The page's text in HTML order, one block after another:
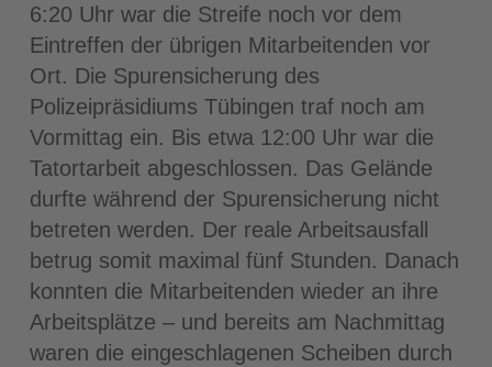
6:20 Uhr war die Streife noch vor dem
Eintreffen der übrigen Mitarbeitenden vor
Ort. Die Spurensicherung des
Polizeipräsidiums Tübingen traf noch am
Vormittag ein. Bis etwa 12:00 Uhr war die
Tatortarbeit abgeschlossen. Das Gelände
durfte während der Spurensicherung nicht
betreten werden. Der reale Arbeitsausfall
betrug somit maximal fünf Stunden. Danach
konnten die Mitarbeitenden wieder an ihre
Arbeitsplätze – und bereits am Nachmittag
waren die eingeschlagenen Scheiben durch